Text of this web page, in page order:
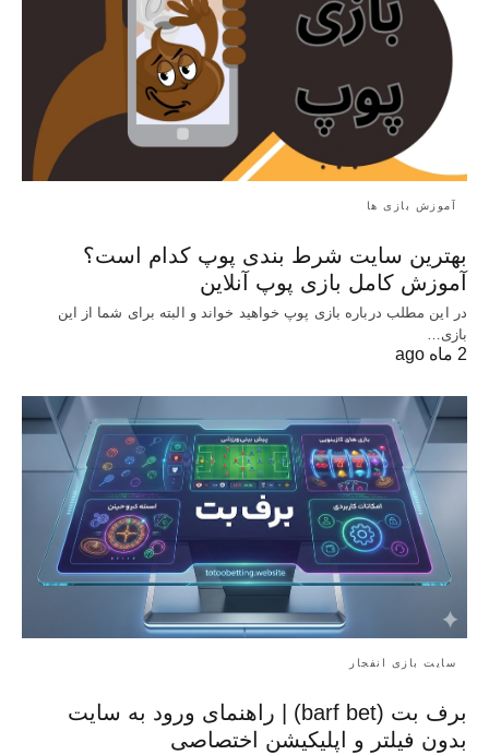
آموزش بازی ها
بهترین سایت شرط بندی پوپ کدام است؟
آموزش کامل بازی پوپ آنلاین
در این مطلب درباره بازی پوپ خواهید خواند و البته برای شما از این
بازی…
2 ماه ago
سایت بازی انفجار
برف بت (barf bet) | راهنمای ورود به سایت
بدون فیلتر و اپلیکیشن اختصاصی